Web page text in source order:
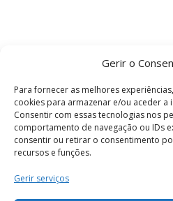
Gerir o
Para fornecer as melhores
cookies para armazenar e/ou aceder
Consentir com essas tecnologias nos
comportamento de navegação ou IDs
consentir ou retirar o consentimento
recursos e funções.
Gerir serviços
Termos e Condições